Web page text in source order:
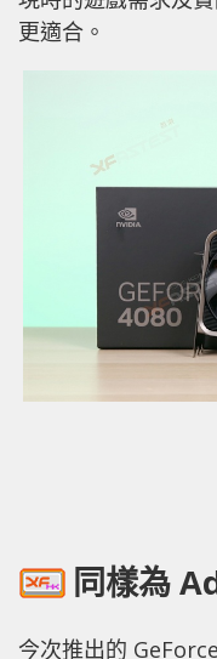
更適合。
同樣為
今次推出的